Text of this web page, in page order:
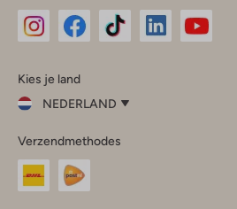
InstagramFacebook
Kies je land
NEDERLAND
je
land
Nederland
Verzendmethodes